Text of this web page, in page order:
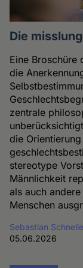
Die
Eine Broschüre
die
zentrale
die
stereotype
Männlichkeit
als auch
Menschen
Sebastian Schnelle
05.06.2026